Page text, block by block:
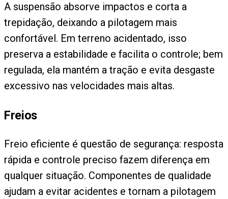
A suspensão absorve impactos e corta a
trepidação, deixando a pilotagem mais
confortável. Em terreno acidentado, isso
preserva a estabilidade e facilita o controle; bem
regulada, ela mantém a tração e evita desgaste
excessivo nas velocidades mais altas.
Freios
Freio eficiente é questão de segurança: resposta
rápida e controle preciso fazem diferença em
qualquer situação. Componentes de qualidade
ajudam a evitar acidentes e tornam a pilotagem